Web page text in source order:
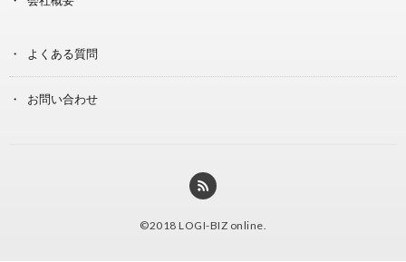
よくある質問
お問い合わせ
©2018 LOGI-BIZ online